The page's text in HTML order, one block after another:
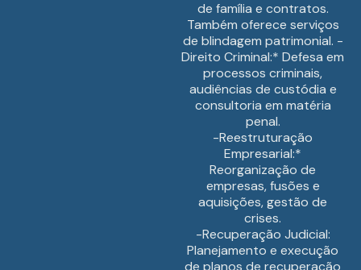
de família e contratos.
Também oferece serviços
de blindagem patrimonial. -
Direito Criminal:* Defesa em
processos criminais,
audiências de custódia e
consultoria em matéria
penal.
-Reestruturação
Empresarial:*
Reorganização de
empresas, fusões e
aquisições, gestão de
crises.
-Recuperação Judicial:
Planejamento e execução
de planos de recuperação